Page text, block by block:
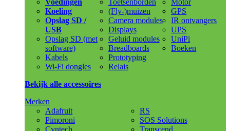
Voedingen
Koeling
Opslag SD /
USB
Opslag SD (met
software)
Kabels
Wi-Fi dongles
Toetsenborden
(Fly-)muizen
Camera modules
Displays
Geluid modules
Breadboards
Prototyping
Relais
Motor
GPS
IR ontvangers
UPS
UniPi
Boeken
Bekijk alle accessoires
Merken
Adafruit
Pimoroni
Cyntech
RS
SOS Solutions
Transcend